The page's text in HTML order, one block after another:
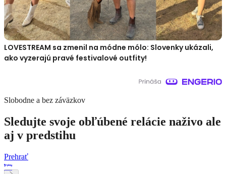
LOVESTREAM sa zmenil na módne mólo: Slovenky ukázali,
ako vyzerajú pravé festivalové outfity!
Slobodne a bez záväzkov
Sledujte svoje obľúbené relácie naživo ale
aj v predstihu
Prehrať